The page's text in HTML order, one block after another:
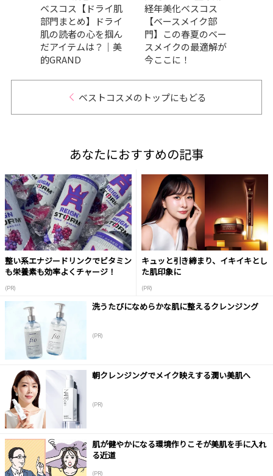
ベスコス【ドライ肌
部門まとめ】ドライ
肌の読者の心を掴ん
だアイテムは？｜美
的GRAND
経年美化ベスコス
【ベースメイク部
門】この春夏のベー
スメイクの最適解が
今ここに！
ベストコスメのトップにもどる
あなたにおすすめの記事
整い系エナジードリンクでビタミン
も栄養素も効率よくチャージ！
(PR)
キュッと引き締まり、イキイキとし
た肌印象に
(PR)
洗うたびになめらかな肌に整えるクレンジング
(PR)
朝クレンジングでメイク映えする潤い美肌へ
(PR)
肌が健やかになる環境作りこそが美肌を手に入れ
る近道
(PR)